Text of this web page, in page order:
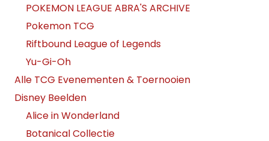
POKEMON LEAGUE ABRA'S ARCHIVE
Pokemon TCG
Riftbound League of Legends
Yu-Gi-Oh
Alle TCG Evenementen & Toernooien
Disney Beelden
Alice in Wonderland
Botanical Collectie